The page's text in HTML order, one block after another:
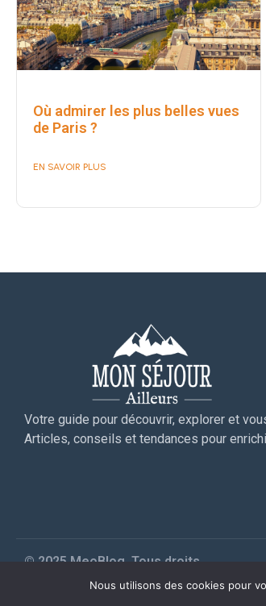
Où admirer les plus belles vues
de Paris ?
EN SAVOIR PLUS
Votre guide pour découvrir, explorer et
Articles, conseils et tendances pour
© 2025 MeoBlog. Tous droits
Nous utilisons des cookies pour